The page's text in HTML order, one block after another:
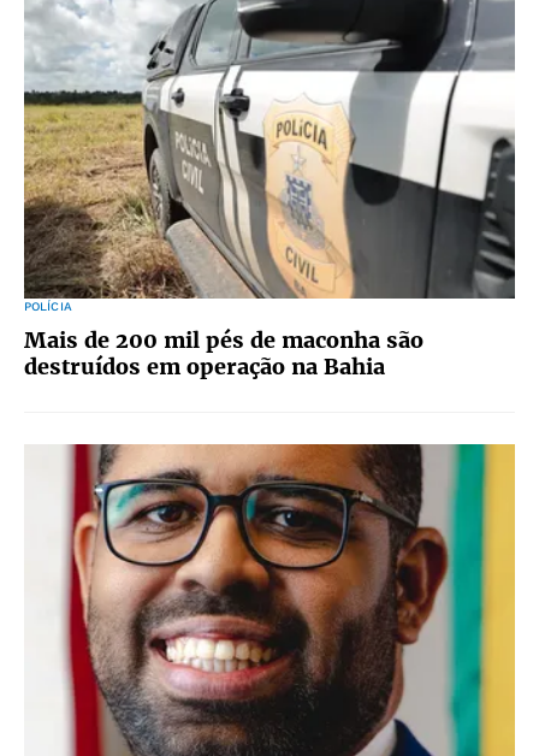
POLÍCIA
Mais de 200 mil pés de maconha são
destruídos em operação na Bahia